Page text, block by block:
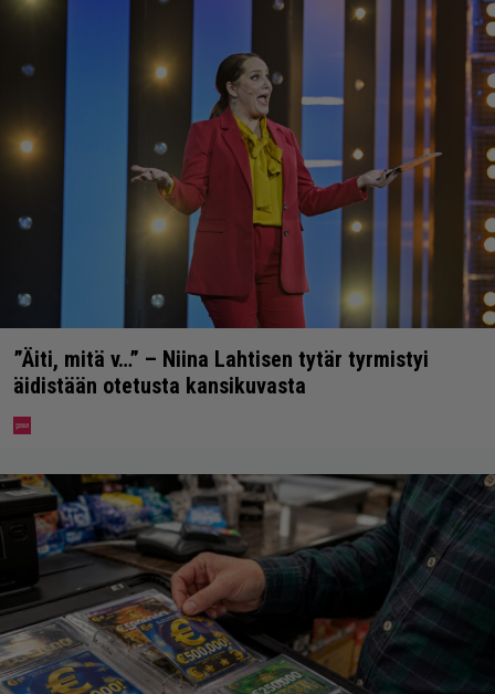
”Äiti, mitä v…” – Niina Lahtisen tytär tyrmistyi
äidistään otetusta kansikuvasta